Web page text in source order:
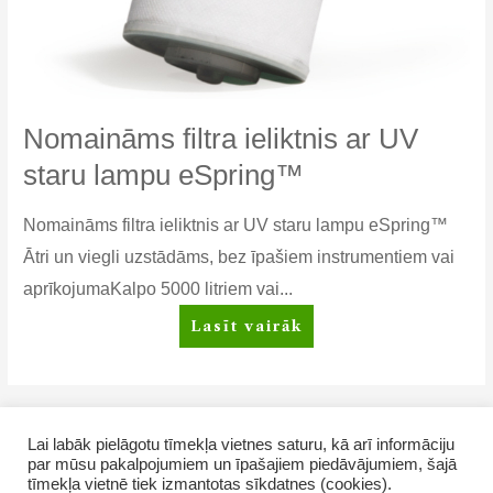
Nomaināms filtra ieliktnis ar UV
staru lampu eSpring™
Nomaināms filtra ieliktnis ar UV staru lampu eSpring™
Ātri un viegli uzstādāms, bez īpašiem instrumentiem vai
aprīkojumaKalpo 5000 litriem vai...
Nomaināms
filtra
staru
lampu
Lasīt vairāk
numerācija
pēc
Lai labāk pielāgotu tīmekļa vietnes saturu, kā arī informāciju
par mūsu pakalpojumiem un īpašajiem piedāvājumiem, šajā
tīmekļa vietnē tiek izmantotas sīkdatnes (cookies).